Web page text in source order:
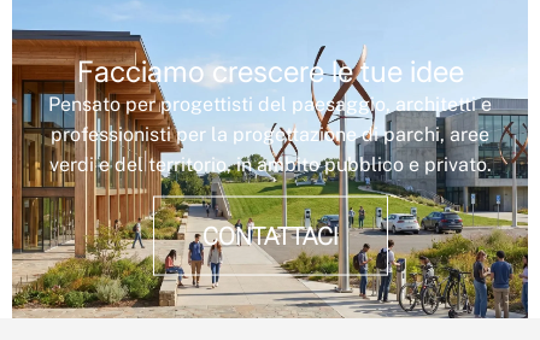
Facciamo crescere le tue idee
Pensato per progettisti del paesaggio, architetti e
professionisti per la progettazione di parchi, aree
verdi e del territorio, in ambito pubblico e privato.
CONTATTACI